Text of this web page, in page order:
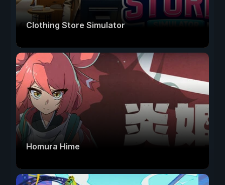
Clothing Store Simulator
Homura Hime